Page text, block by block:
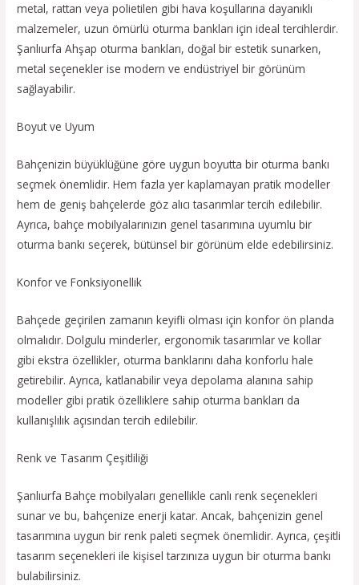
metal, rattan veya polietilen gibi hava koşullarına dayanıklı
malzemeler, uzun ömürlü oturma bankları için ideal tercihlerdir.
Şanlıurfa Ahşap oturma bankları, doğal bir estetik sunarken,
metal seçenekler ise modern ve endüstriyel bir görünüm
sağlayabilir.
Boyut ve Uyum
Bahçenizin büyüklüğüne göre uygun boyutta bir oturma bankı
seçmek önemlidir. Hem fazla yer kaplamayan pratik modeller
hem de geniş bahçelerde göz alıcı tasarımlar tercih edilebilir.
Ayrıca, bahçe mobilyalarınızın genel tasarımına uyumlu bir
oturma bankı seçerek, bütünsel bir görünüm elde edebilirsiniz.
Konfor ve Fonksiyonellik
Bahçede geçirilen zamanın keyifli olması için konfor ön planda
olmalıdır. Dolgulu minderler, ergonomik tasarımlar ve kollar
gibi ekstra özellikler, oturma banklarını daha konforlu hale
getirebilir. Ayrıca, katlanabilir veya depolama alanına sahip
modeller gibi pratik özelliklere sahip oturma bankları da
kullanışlılık açısından tercih edilebilir.
Renk ve Tasarım Çeşitliliği
Şanlıurfa Bahçe mobilyaları genellikle canlı renk seçenekleri
sunar ve bu, bahçenize enerji katar. Ancak, bahçenizin genel
tasarımına uygun bir renk paleti seçmek önemlidir. Ayrıca, çeşitli
tasarım seçenekleri ile kişisel tarzınıza uygun bir oturma bankı
bulabilirsiniz.